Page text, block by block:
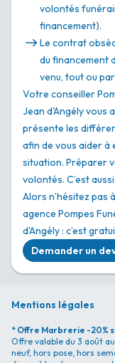
volontés
financement).
Le contrat
du financement
venu, tout ou
Votre conseiller
Jean d'Angély vous
présente les
afin de vous aider à
situation. Préparer
volontés. C’est
Alors n’hésitez pas
agence Pompes
d'Angély : c’est
Demander un
Mentions légales
* Offre Marbrerie -20%
Offre valable du 3 août
neuf, hors pose, hors